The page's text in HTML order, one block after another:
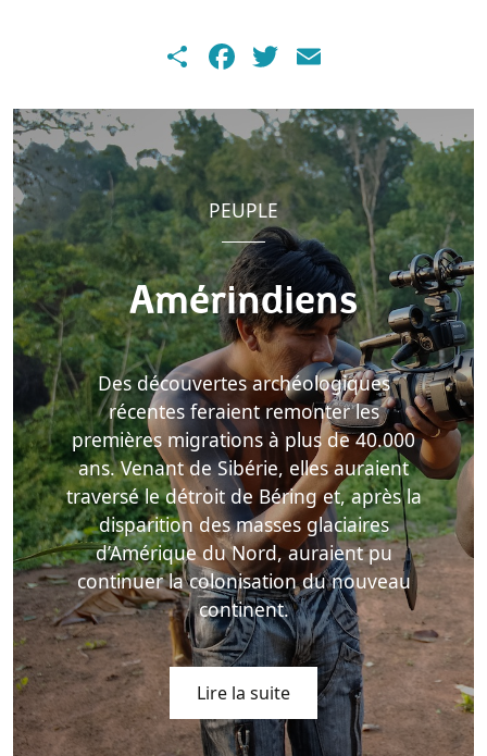
ShareFacebook
Twitter
PEUPLE
Amérindiens
Des découvertes archéologiques
récentes feraient remonter les
premières migrations à plus de 40.000
ans. Venant de Sibérie, elles auraient
traversé le détroit de Béring et, après la
disparition des masses glaciaires
d’Amérique du Nord, auraient pu
continuer la colonisation du nouveau
continent.
Lire la suite